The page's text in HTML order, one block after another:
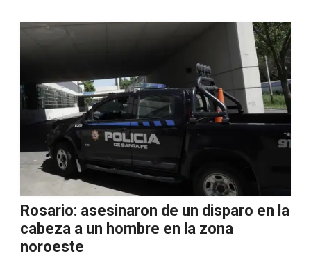
Rosario: asesinaron de un disparo en la
cabeza a un hombre en la zona
noroeste